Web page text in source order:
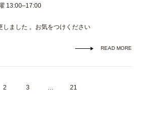
13:00–17:00
ました 。お気をつけください
READ MORE
2 3 … 21